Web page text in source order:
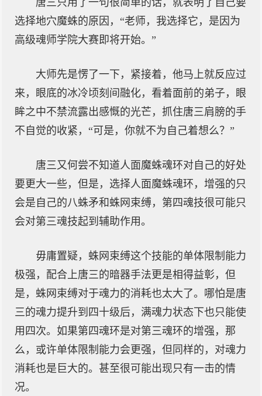
唐三只用了一句很简单的话，就表明了自己要
选择地穴魔蛛的原因，“老师，我选择它，是因为
高级魂师学院大赛即将开始。”
大师先是愣了一下，紧接着，他马上就反应过
来，眼底的冰冷顷刻间融化，看着面前的弟子，眼
眸之中不禁流露出感慨的光芒，抓住唐三肩膀的手
不自觉的收紧，“可是，你就不为自己着想么？”
唐三又何尝不知道人面魔蛛魂环对自己的好处
要更大一些，但是，选择人面魔蛛魂环，增强的只
会是自己的八蛛矛和蛛网束缚，第四魂技很可能只
会对第三魂技起到辅助作用。
毋庸置疑，蛛网束缚这个技能的单体限制能力
极强，配合上唐三的暗器手法更是相得益彰，但
是，蛛网束缚对于魂力的消耗也太大了。哪怕是唐
三的魂力提升到四十级后，满魂力状态下也只能使
用四次。如果第四魂环是对第三魂环的增强，那
么，或许单体限制能力会更强，但同样的，对魂力
消耗也是巨大的。甚至很可能出现只有一击的情
况。